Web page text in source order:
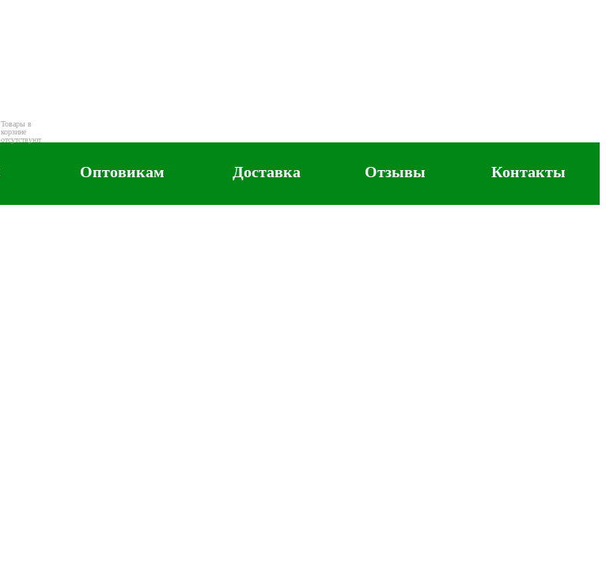
Товары в
корзине
отсутствуют
Оптовикам Доставка Отзывы Контакты